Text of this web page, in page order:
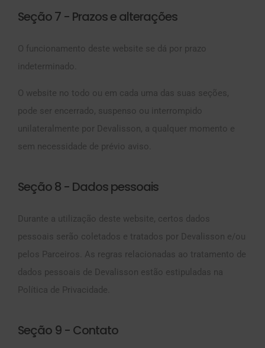
Seção 7 - Prazos e alterações
O funcionamento deste website se dá por prazo
indeterminado.
O website no todo ou em cada uma das suas seções,
pode ser encerrado, suspenso ou interrompido
unilateralmente por Devalisson, a qualquer momento e
sem necessidade de prévio aviso.
Seção 8 - Dados pessoais
Durante a utilização deste website, certos dados
pessoais serão coletados e tratados por Devalisson e/ou
pelos Parceiros. As regras relacionadas ao tratamento de
dados pessoais de Devalisson estão estipuladas na
Política de Privacidade.
Seção 9 - Contato